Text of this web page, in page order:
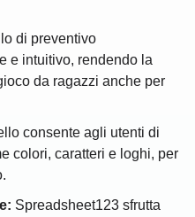
di preventivo
e intuitivo, rendendo la
da ragazzi anche per
consente agli utenti di
colori, caratteri e loghi, per
Spreadsheet123 sfrutta